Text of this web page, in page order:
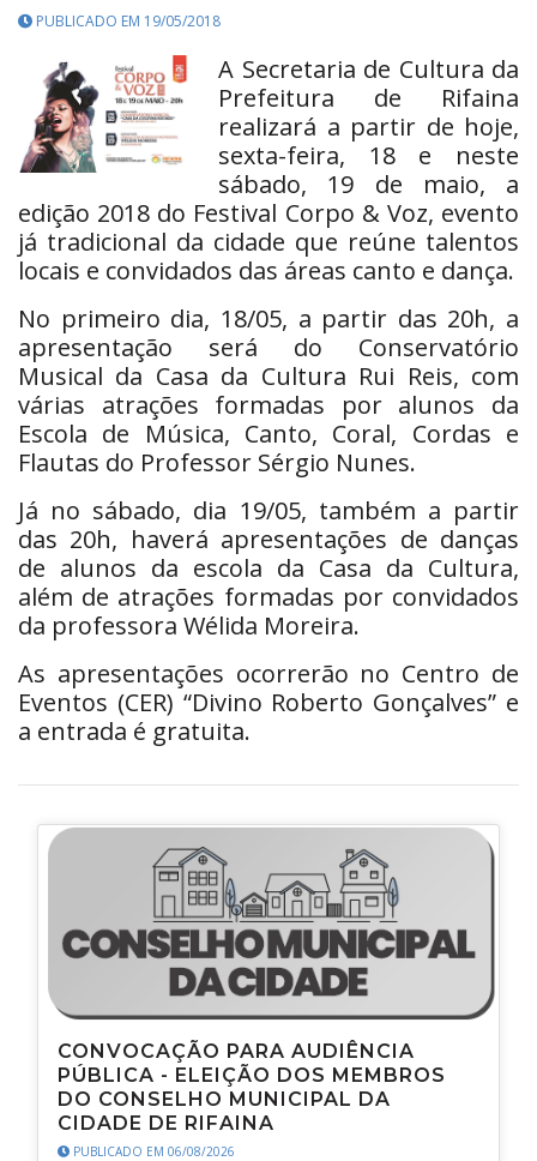
PUBLICADO EM 19/05/2018
A Secretaria de Cultura da
Prefeitura de Rifaina
realizará a partir de hoje,
sexta-feira, 18 e neste
sábado, 19 de maio, a
edição 2018 do Festival Corpo & Voz, evento
já tradicional da cidade que reúne talentos
locais e convidados das áreas canto e dança.
No primeiro dia, 18/05, a partir das 20h, a
apresentação será do Conservatório
Musical da Casa da Cultura Rui Reis, com
várias atrações formadas por alunos da
Escola de Música, Canto, Coral, Cordas e
Flautas do Professor Sérgio Nunes.
Já no sábado, dia 19/05, também a partir
das 20h, haverá apresentações de danças
de alunos da escola da Casa da Cultura,
além de atrações formadas por convidados
da professora Wélida Moreira.
As apresentações ocorrerão no Centro de
Eventos (CER) “Divino Roberto Gonçalves” e
a entrada é gratuita.
CONVOCAÇÃO PARA AUDIÊNCIA
PÚBLICA - ELEIÇÃO DOS MEMBROS
DO CONSELHO MUNICIPAL DA
CIDADE DE RIFAINA
PUBLICADO EM 06/08/2026